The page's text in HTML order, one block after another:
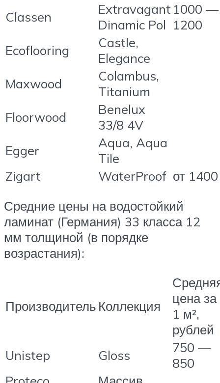
Classen
Extravagant
Dinamic Pol
1000 —
1200
Ecoflooring
Castle,
Elegance
Maxwood
Colambus,
Titanium
Floorwood
Benelux
33/8 4V
Egger
Aqua, Aqua
Tile
Zigart
WaterProof от 1400
Средние цены на водостойкий
ламинат (Германия) 33 класса 12
мм толщиной (в порядке
возрастания):
Производитель Коллекция
цена за
1 м²,
рублей
Unistep
Gloss
750 —
850